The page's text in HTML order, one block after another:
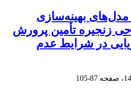
بهینه‌سازی
زنجیره تأمین پرورش
در شرایط عدم
87-105